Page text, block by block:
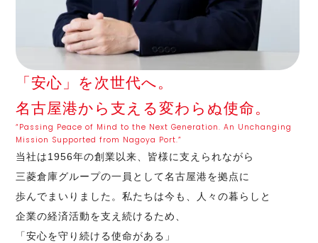
「安心」を次世代へ。
名古屋港から支える変わらぬ使命。
“Passing Peace of Mind to the Next Generation. An Unchanging
Mission Supported from Nagoya Port.”
当社は1956年の創業以来、 皆様に支えられながら
三菱倉庫グループの一員として名古屋港を拠点に
歩んでまいりました。私たちは今も、 人々の暮らしと
企業の経済活動を支え続けるため、
「安心を守り続ける使命がある」